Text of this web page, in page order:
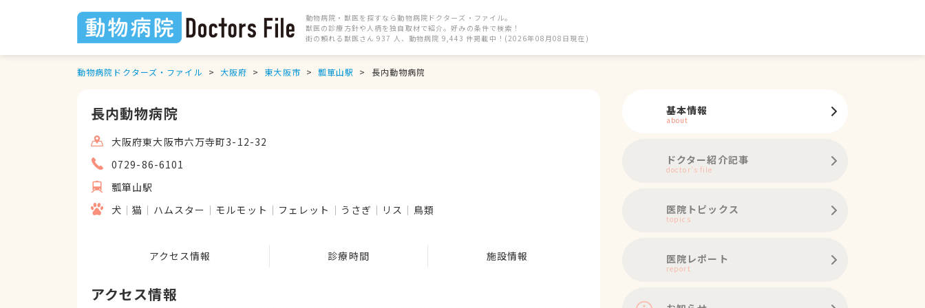
動物病院・獣医を探すなら動物病院ドクターズ・ファイル。
獣医の診療方針や人柄を独自取材で紹介。好みの条件で検索！
街の頼れる獣医さん 937 人、動物病院 9,443 件掲載中！(2026年08月08日現在)
動物病院ドクターズ・ファイル 大阪府 東大阪市 瓢箪山駅 長内動物病院
長内動物病院
大阪府東大阪市六万寺町3-12-32
0729-86-6101
瓢箪山駅
犬
猫 ハムスター モルモット フェレット うさぎ リス 鳥類
アクセス情報 診療時間 施設情報
アクセス情報
基本情報
about
ドクター紹介記事
doctor's file
医院トピックス
topics
医院レポート
report